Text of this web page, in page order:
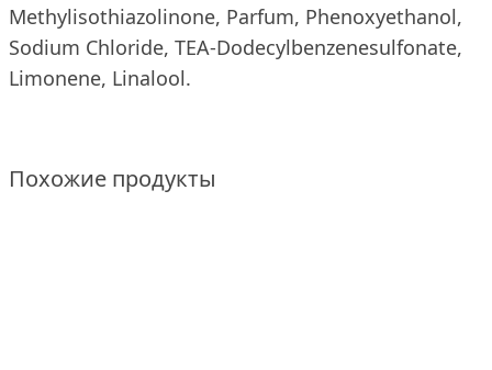
Methylisothiazolinone, Parfum, Phenoxyethanol,
Sodium Chloride, TEA-Dodecylbenzenesulfonate,
Limonene, Linalool.
Похожие продукты